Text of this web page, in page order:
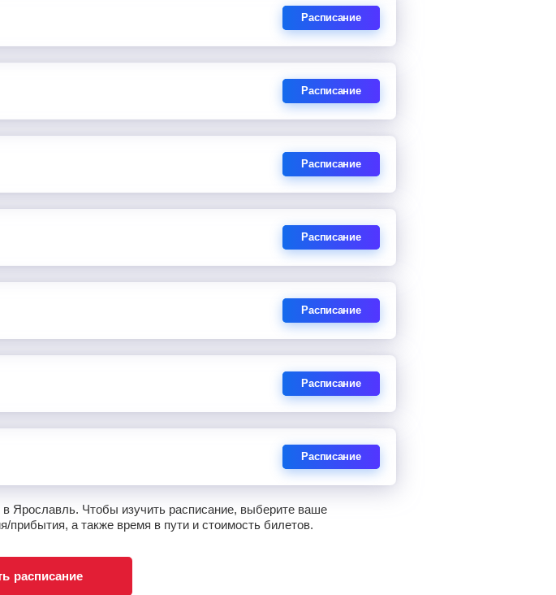
Расписание
Расписание
Расписание
Расписание
Расписание
Расписание
Расписание
Ярославль. Чтобы изучить расписание, выберите ваше
прибытия, а также время в пути и стоимость билетов.
расписание